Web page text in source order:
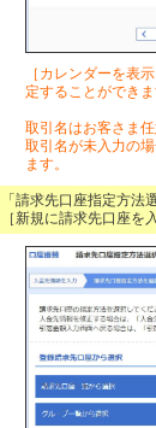
［カレンダーを表
定することができま
取引名はお客さま
取引名が未入力の
ます。
「請求先口座指定方法
［新規に請求先口座を